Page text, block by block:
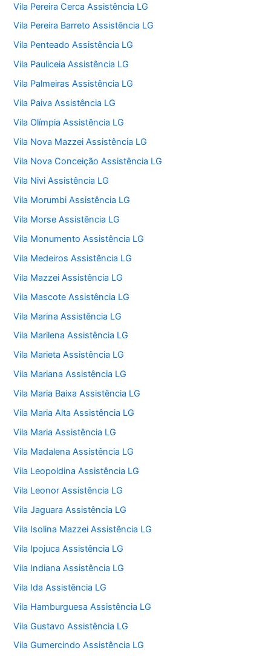
Vila Pereira Cerca Assistência LG
Vila Pereira Barreto Assistência LG
Vila Penteado Assistência LG
Vila Pauliceia Assistência LG
Vila Palmeiras Assistência LG
Vila Paiva Assistência LG
Vila Olímpia Assistência LG
Vila Nova Mazzei Assistência LG
Vila Nova Conceição Assistência LG
Vila Nivi Assistência LG
Vila Morumbi Assistência LG
Vila Morse Assistência LG
Vila Monumento Assistência LG
Vila Medeiros Assistência LG
Vila Mazzei Assistência LG
Vila Mascote Assistência LG
Vila Marina Assistência LG
Vila Marilena Assistência LG
Vila Marieta Assistência LG
Vila Mariana Assistência LG
Vila Maria Baixa Assistência LG
Vila Maria Alta Assistência LG
Vila Maria Assistência LG
Vila Madalena Assistência LG
Vila Leopoldina Assistência LG
Vila Leonor Assistência LG
Vila Jaguara Assistência LG
Vila Isolina Mazzei Assistência LG
Vila Ipojuca Assistência LG
Vila Indiana Assistência LG
Vila Ida Assistência LG
Vila Hamburguesa Assistência LG
Vila Gustavo Assistência LG
Vila Gumercindo Assistência LG